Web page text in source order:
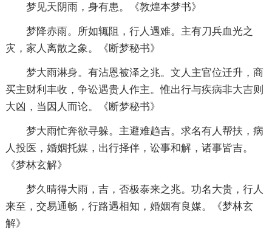
梦见天阴雨，身有患。《敦煌本梦书》
梦降赤雨。所如辄阻，行人遇难。主有刀兵血光之
灾，家人离散之象。《断梦秘书》
梦大雨淋身。有沾恩被泽之兆。文人主官位迁升，商
买主财利丰收，争讼遇贵人作主。惟出行与疾病非大吉则
大凶，当因人而论。《断梦秘书》
梦大雨忙奔欲寻躲。主避难趋吉。求名有人帮扶，病
人投医，婚姻托媒，出行择伴，讼事和解，诸事皆吉。
《梦林玄解》
梦久晴得大雨，吉，否极泰来之兆。功名大贵，行人
来至，交易通畅，行路遇相知，婚姻有良媒。《梦林玄
解》